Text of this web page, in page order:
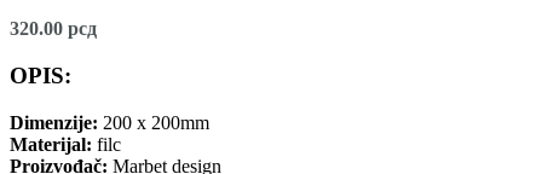
320.00 рсд
OPIS:
Dimenzije: 200 x 200mm
Materijal: filc
Proizvođač: Marbet design